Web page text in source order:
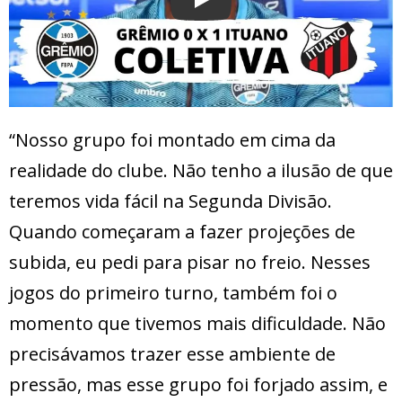
Play
“Nosso grupo foi montado em cima da
realidade do clube. Não tenho a ilusão de que
teremos vida fácil na Segunda Divisão.
Quando começaram a fazer projeções de
subida, eu pedi para pisar no freio. Nesses
jogos do primeiro turno, também foi o
momento que tivemos mais dificuldade. Não
precisávamos trazer esse ambiente de
pressão, mas esse grupo foi forjado assim, e